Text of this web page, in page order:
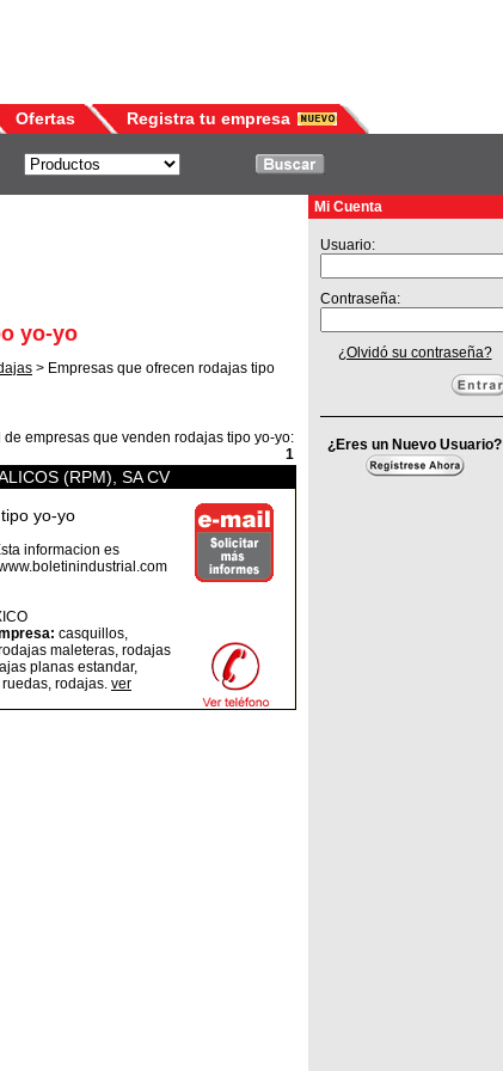
Ofertas Registra tu empresa
Mi Cuenta
yo-yo
> Empresas que ofrecen rodajas tipo
de empresas que venden rodajas tipo yo-yo:
1
(RPM), SA CV
yo-yo
informacion es
casquillos,
maleteras, rodajas
planas estandar,
rodajas. ver
Usuario:
Contraseña:
¿Olvidó su contraseña?
¿Eres un Nuevo Usuario?